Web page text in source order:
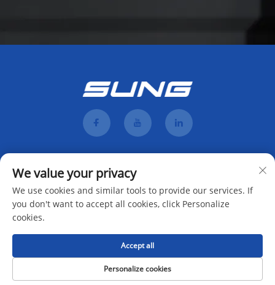
Karapatan sa Pagmamay-ari © 2025 ni Hunan Mengji Intelligent Equipment
Patakaran Sa Pagkakapribado
We value your privacy
We use cookies and similar tools to provide our services. If
you don't want to accept all cookies, click Personalize
cookies.
Personalize cookies
Accept all